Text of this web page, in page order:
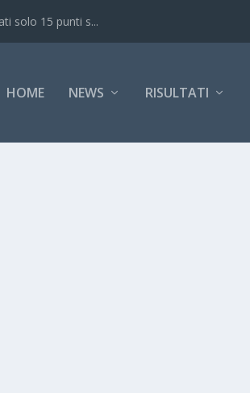
solo 15 punti s...
HOME NEWS RISULTATI